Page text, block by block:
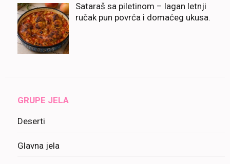
Sataraš sa piletinom – lagan letnji
ručak pun povrća i domaćeg ukusa.
GRUPE JELA
Deserti
Glavna jela